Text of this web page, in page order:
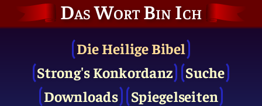
Das Wort Bin Ich
Die Heilige Bibel
Strong's Konkordanz
Suche
Downloads
Spiegelseiten